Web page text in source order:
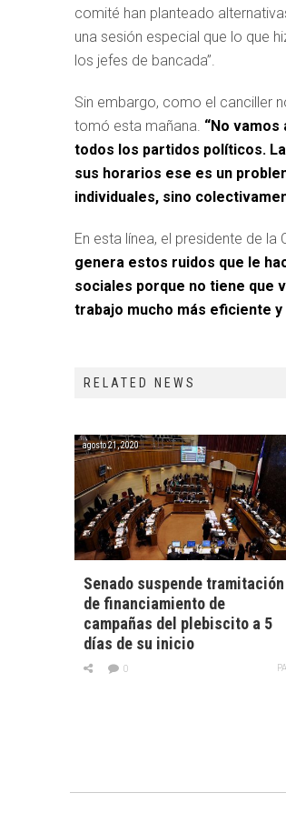
comité han planteado
una sesión especial que lo que
los jefes de bancada”.
Sin embargo, como el canciller
tomó esta mañana. “No
todos los partidos políticos.
sus horarios ese es un
individuales, sino
En esta línea, el presidente de la
genera estos ruidos que le
sociales porque no tiene que
trabajo mucho más eficiente
RELATED NEWS
agosto 21, 2020
Senado suspende tramitación
de financiamiento de
campañas del plebiscito a 5
días de su inicio
0